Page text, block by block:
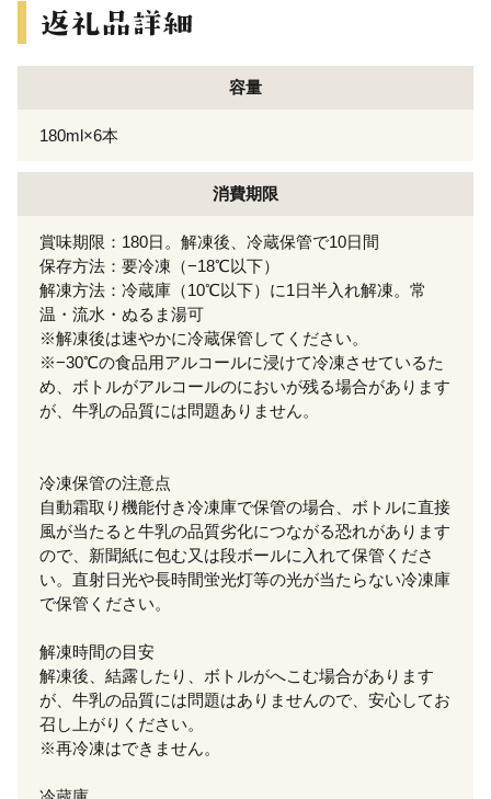
容量
180ml×6本
消費期限
賞味期限：180日。解凍後、冷蔵保管で10日間
保存方法：要冷凍（−18℃以下）
解凍方法：冷蔵庫（10℃以下）に1日半入れ解凍。常
温・流水・ぬるま湯可
※解凍後は速やかに冷蔵保管してください。
※−30℃の食品用アルコールに浸けて冷凍させているた
め、ボトルがアルコールのにおいが残る場合があります
が、牛乳の品質には問題ありません。
冷凍保管の注意点
自動霜取り機能付き冷凍庫で保管の場合、ボトルに直接
風が当たると牛乳の品質劣化につながる恐れがあります
ので、新聞紙に包む又は段ボールに入れて保管くださ
い。直射日光や長時間蛍光灯等の光が当たらない冷凍庫
で保管ください。
解凍時間の目安
解凍後、結露したり、ボトルがへこむ場合があります
が、牛乳の品質には問題はありませんので、安心してお
召し上がりください。
※再冷凍はできません。